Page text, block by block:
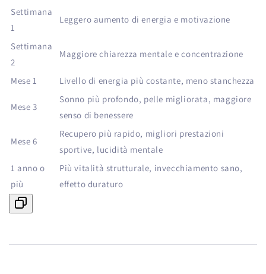
Settimana
1
Leggero aumento di energia e motivazione
Settimana
2
Maggiore chiarezza mentale e concentrazione
Mese 1 Livello di energia più costante, meno stanchezza
Mese 3
Sonno più profondo, pelle migliorata, maggiore
senso di benessere
Mese 6
Recupero più rapido, migliori prestazioni
sportive, lucidità mentale
1 anno o
più
Più vitalità strutturale, invecchiamento sano,
effetto duraturo